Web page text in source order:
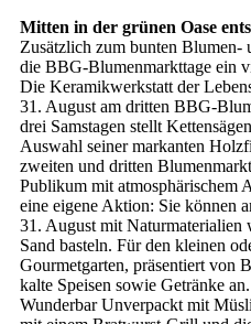
Mitten in der grünen Oase
Zusätzlich zum bunten Blumen-
die BBG-Blumenmarkttage ein
Die Keramikwerkstatt der
31. August am dritten BBG-
drei Samstagen stellt
Auswahl seiner markanten
zweiten und dritten
Publikum mit atmosphärischem
eine eigene Aktion: Sie können
31. August mit Naturmaterialien
Sand basteln. Für den kleinen
Gourmetgarten, präsentiert von
kalte Speisen sowie Getränke
Wunderbar Unverpackt mit